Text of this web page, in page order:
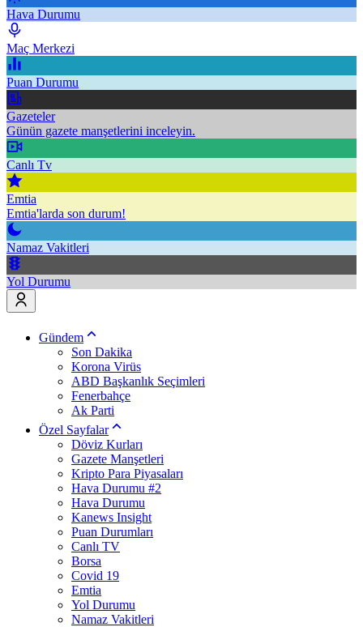
Hava Durumu
Maç Merkezi
Puan Durumu
Gazeteler
Günün gazete manşetlerini inceleyin.
Canlı Tv
Emtia
Emtia'larda son durum!
Namaz Vakitleri
Yol Durumu
Gündem
Son Dakika
Korona Virüs
ABD Başkanlık Seçimleri
Fenerbahçe
Ak Parti
Özel Sayfalar
Döviz Kurları
Gazete Manşetleri
Kripto Para Piyasaları
Hava Durumu #2
Hava Durumu
Kanews Insight
Puan Durumları
Canlı TV
Borsa
Covid 19
Emtia
Yol Durumu
Namaz Vakitleri